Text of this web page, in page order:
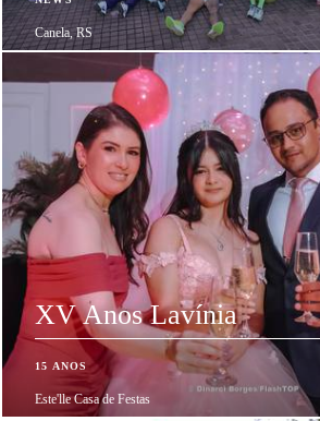
Canela, RS
XV Anos Lavínia
15 ANOS
Este'lle Casa de Festas